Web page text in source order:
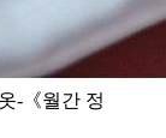
-《월간 정